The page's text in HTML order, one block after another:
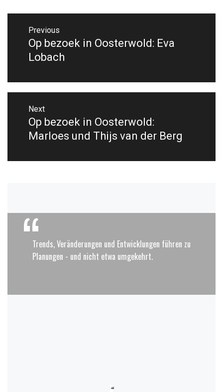
Beitragsnavigation
Previous
Previous
post:
Op bezoek in Oosterwold: Eva
Lobach
Next
Next
post:
Op bezoek in Oosterwold:
Marloes und Thijs van der Berg
Trends, Veränderungen und Entwicklungen führen zu
Planungen - und nicht etwa umgekehrt.